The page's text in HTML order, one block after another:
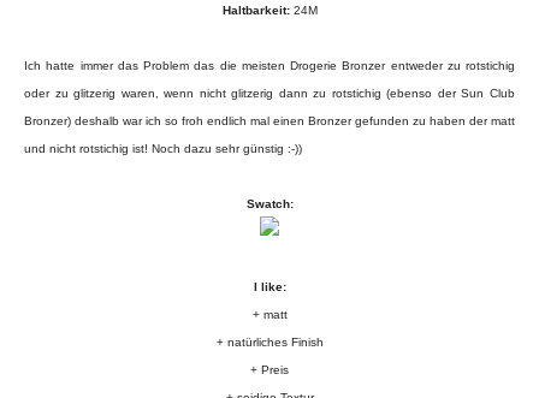
Haltbarkeit:24M
Ich hatte immer das Problem das die meisten Drogerie Bronzer entweder zu rotstichig
oder zu glitzerig waren, wenn nicht glitzerig dann zu rotstichig (ebenso der Sun Club
Bronzer) deshalb war ich so froh endlich mal einen Bronzer gefunden zu haben der matt
und nicht rotstichig ist! Noch dazu sehr günstig :-))
Swatch:
I like:
+ matt
+ natürliches Finish
+ Preis